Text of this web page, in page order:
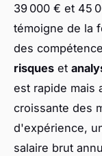
39 000 € et 45
témoigne de la
des
risques et
est rapide mais
croissante des
d'expérience,
salaire brut